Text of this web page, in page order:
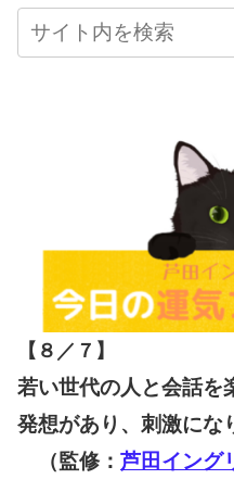
【８／７ 】
若い世代の人と会話を
発想があり、刺激にな
（監修： 芦田イング